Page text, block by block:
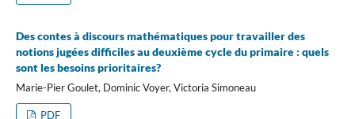
Des contes à discours mathématiques pour travailler des
notions jugées difficiles au deuxième cycle du primaire : quels
sont les besoins prioritaires?
Marie-Pier Goulet, Dominic Voyer, Victoria Simoneau
PDF